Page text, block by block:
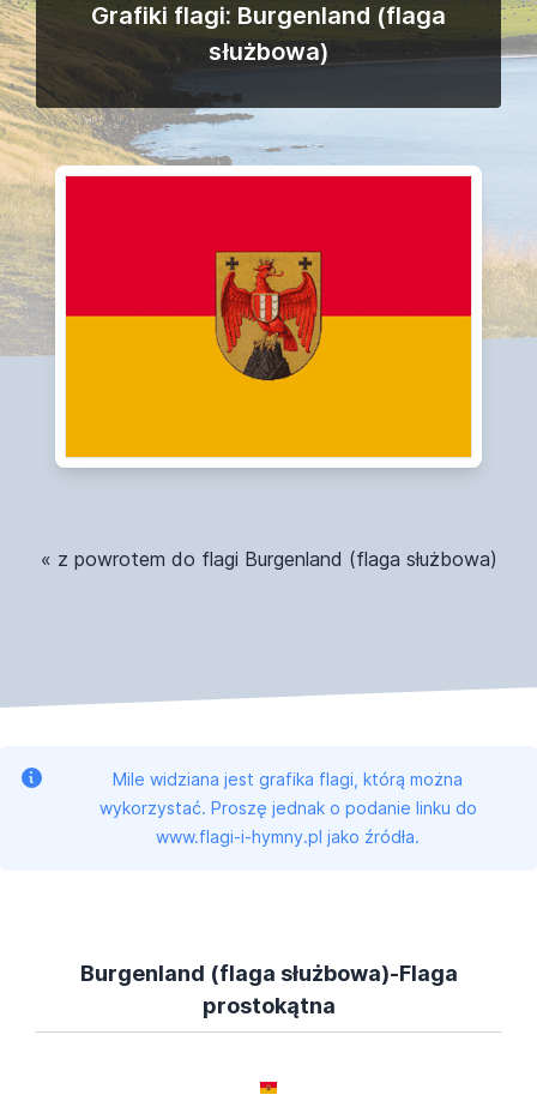
Grafiki flagi: Burgenland (flaga
służbowa)
« z powrotem do flagi Burgenland (flaga służbowa)
Mile widziana jest grafika flagi, którą można
wykorzystać. Proszę jednak o podanie linku do
www.flagi-i-hymny.pl jako źródła.
Burgenland (flaga służbowa)-Flaga
prostokątna